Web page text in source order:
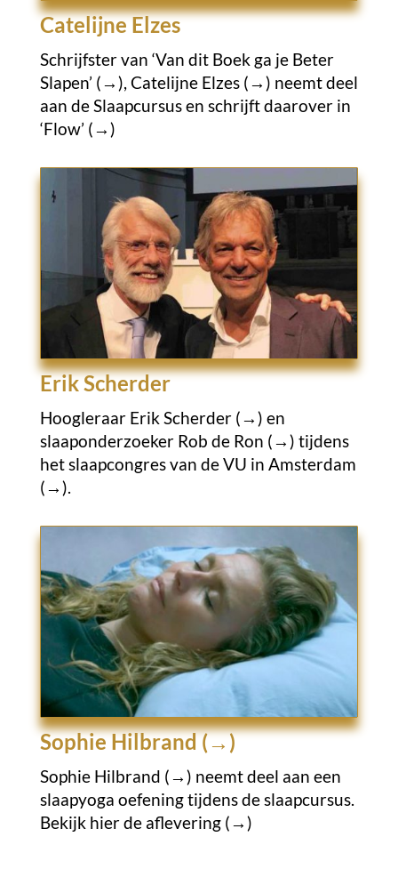
Catelijne Elzes
Schrijfster van ‘Van dit Boek ga je Beter
Slapen’ (→), Catelijne Elzes (→) neemt deel
aan de Slaapcursus en schrijft daarover in
‘Flow’ (→)
Erik Scherder
Hoogleraar Erik Scherder (→) en
slaaponderzoeker Rob de Ron (→) tijdens
het slaapcongres van deVU in Amsterdam
(→).
Sophie Hilbrand (→)
Sophie Hilbrand (→) neemt deel aan een
slaapyoga oefening tijdens de slaapcursus.
Bekijk hier de aflevering (→)